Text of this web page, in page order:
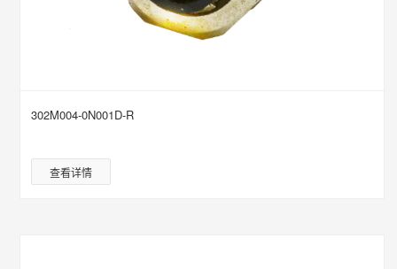
302M004-0N001D-R
查看详情